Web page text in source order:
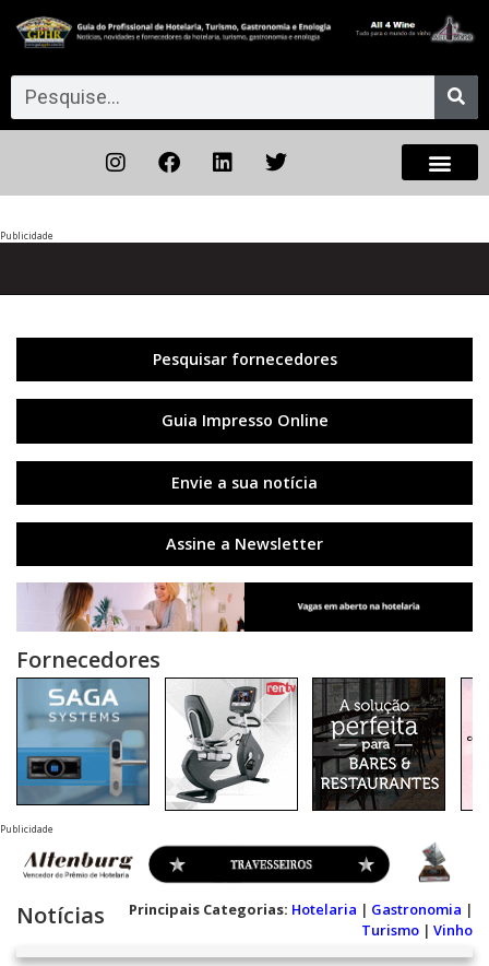
Publicidade
Pesquisar fornecedores
Guia Impresso Online
Envie a sua notícia
Assine a Newsletter
Fornecedores
Publicidade
Notícias Principais Categorias: Hotelaria | Gastronomia |
Turismo | Vinho